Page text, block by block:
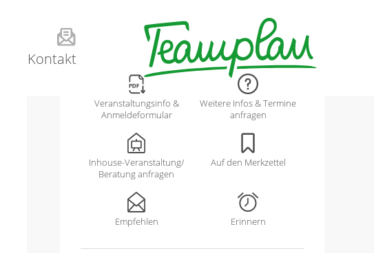
Kontakt
Veranstaltungsinfo &
Anmeldeformular
Weitere Infos & Termine
anfragen
Inhouse-Veranstaltung/
Beratung anfragen
Auf den Merkzettel
Empfehlen Erinnern